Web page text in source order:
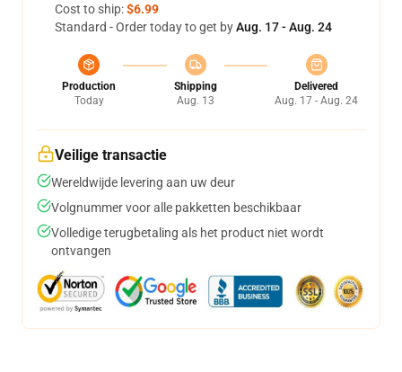
Cost to ship:$6.99
Standard - Order today to get byAug. 17 - Aug. 24
Production
Today
Shipping
Aug. 13
Delivered
Aug. 17 - Aug. 24
Veilige transactie
Wereldwijde levering aan uw deur
Volgnummer voor alle pakketten beschikbaar
Volledige terugbetaling als het product niet wordt
ontvangen